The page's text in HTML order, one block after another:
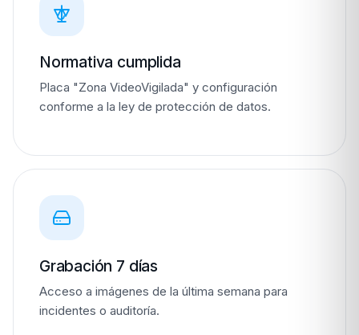
Normativa cumplida
Placa "Zona VideoVigilada" y configuración
conforme a la ley de protección de datos.
Grabación 7 días
Acceso a imágenes de la última semana para
incidentes o auditoría.